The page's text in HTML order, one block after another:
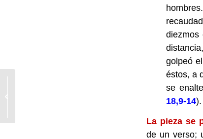
diezmos
golpeó
éstos, a
se
18,9-14).
La pieza se
de un verso;